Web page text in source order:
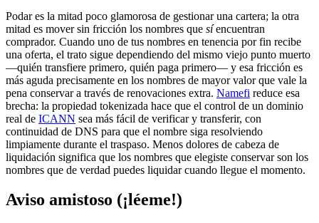
Podar es la mitad poco glamorosa de gestionar una cartera; la otra
mitad es mover sin fricción los nombres que síencuentran
comprador. Cuando uno de tus nombres en tenencia por fin recibe
una oferta, el trato sigue dependiendo del mismo viejo punto muerto
—quién transfiere primero, quién paga primero— y esa fricción es
más aguda precisamente en los nombres de mayor valor que vale la
pena conservar a través de renovaciones extra. Namefi reduce esa
brecha: la propiedad tokenizada hace que el control de un dominio
real de ICANN sea más fácil de verificar y transferir, con
continuidad de DNS para que el nombre siga resolviendo
limpiamente durante el traspaso. Menos dolores de cabeza de
liquidación significa que los nombres que elegiste conservar son los
nombres que de verdad puedes liquidar cuando llegue el momento.
Aviso amistoso (¡léeme!)